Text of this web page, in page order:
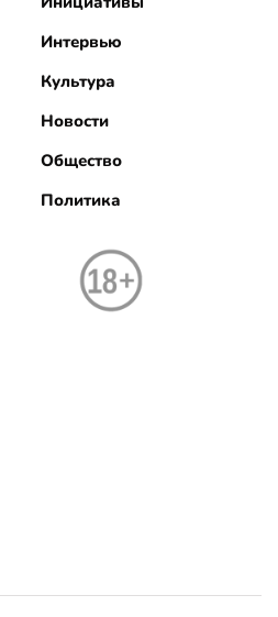
Интервью
Культура
Новости
Общество
Политика